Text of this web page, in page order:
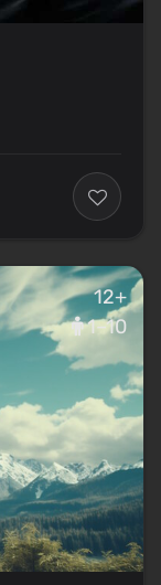
12+
1–10